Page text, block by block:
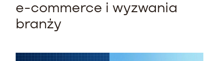
e-commerce i wyzwania
branży